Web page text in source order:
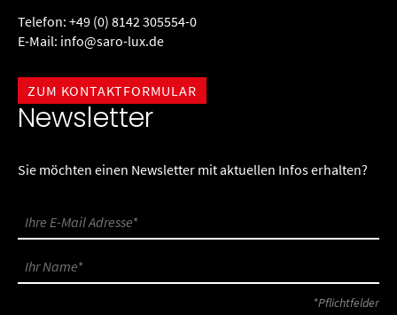
Telefon: +49 (0) 8142 305554-0
E-Mail: info@saro-lux.de
ZUM KONTAKTFORMULAR
Newsletter
Sie möchten einen Newsletter mit aktuellen Infos erhalten?
*Pflichtfelder